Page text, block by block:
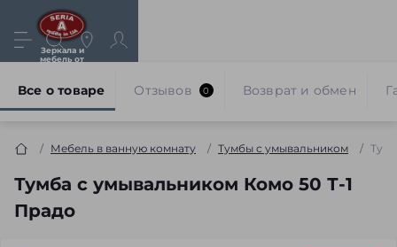
Зеркала и
мебель от
Мебель в ванную комнату Тумбы с умывальником
Тумба с умывальником Комо 50 Т-1
Прадо
Все о товаре Отзывов 0 Возврат и обмен